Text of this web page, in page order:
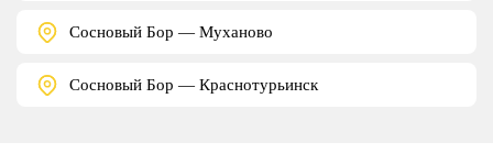
Сосновый Бор — Муханово
Сосновый Бор — Краснотурьинск